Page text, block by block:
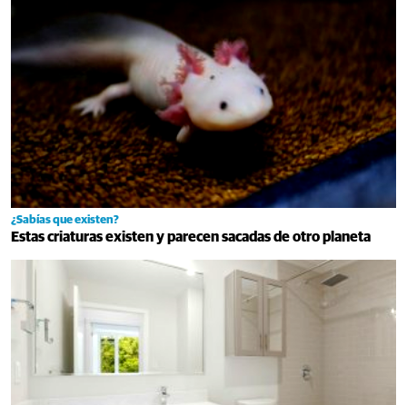
¿Sabías que existen?
Estas criaturas existen y parecen sacadas de otro planeta